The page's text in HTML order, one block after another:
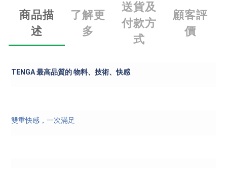
商品描
述
了解更
多
送貨及
付款方
式
顧客評
價
TENGA最高品質的物料、技術、快感
雙重快感，一次滿足